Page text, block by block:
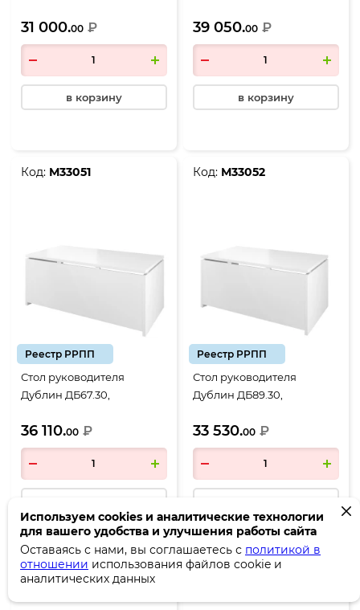
31 000.00 ₽
в корзину
39 050.00 ₽
в корзину
Код: М33051
Реестр РРПП
Стол руководителя
Дублин ДБ67.30,
36 110.00 ₽
Код: М33052
Реестр РРПП
Стол руководителя
Дублин ДБ89.30,
33 530.00 ₽
Код:М33055
Используем cookies и аналитические технологии
для вашего удобства и улучшения работы сайта
Оставаясь с нами, вы соглашаетесь с политикой в
отношении использования файлов cookie и
аналитических данных